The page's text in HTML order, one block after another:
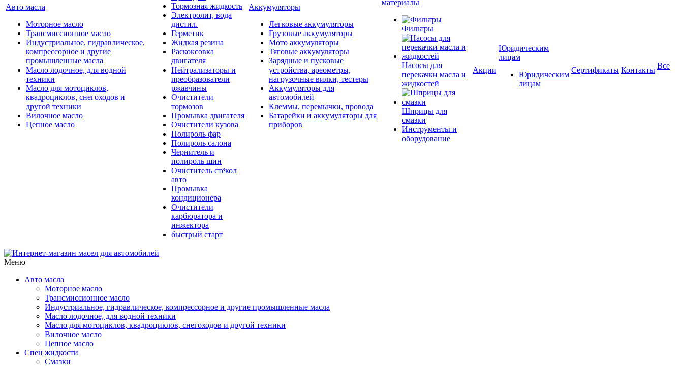
Авто масла
Моторное масло
Трансмиссионное масло
Индустриальное, гидравлическое,
компрессорное и другие
промышленные масла
Масло лодочное, для водной
техники
Масло для мотоциклов,
квадроциклов, снегоходов и
другой техники
Вилочное масло
Цепное масло
Тормозная жидкость
Электролит, вода
дистил.
Герметик
Жидкая резина
Раскоксовка
двигателя
Нейтрализаторы и
преобразователи
ржавчины
Очистители
тормозов
Промывка двигателя
Очистители кузова
Полироль фар
Полироль салона
Чернитель и
полироль шин
Очиститель стёкол
авто
Промывка
кондиционера
Очистители
карбюратора и
инжектора
быстрый старт
Аккумуляторы
Легковые аккумуляторы
Грузовые аккумуляторы
Мото аккумуляторы
Тяговые аккумуляторы
Зарядные и пусковые
устройства, ареометры,
нагрузочные вилки, тестеры
Аккумуляторы для
автомобилей
Клеммы, перемычки, провода
Батарейки и аккумуляторы для
приборов
материалы
Фильтры
Насосы для
перекачки масла и
жидкостей
Шприцы для
смазки
Инструменты и
оборудование
Акции
Юридическим
лицам
Юридическим
лицам
Сертификаты Контакты Все
Меню
Авто масла
Моторное масло
Трансмиссионное масло
Индустриальное, гидравлическое, компрессорное и другие промышленные масла
Масло лодочное, для водной техники
Масло для мотоциклов, квадроциклов, снегоходов и другой техники
Вилочное масло
Цепное масло
Спец жидкости
Смазки